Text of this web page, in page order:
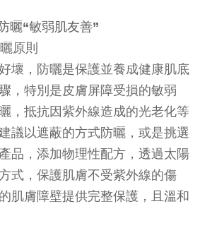
曬“敏弱肌友善”
原則
壞，防曬是保護並養成健康肌底
，特別是皮膚屏障受損的敏弱
，抵抗因紫外線造成的光老化等
議以遮蔽的方式防曬，或是挑選
品，添加物理性配方，透過太陽
式，保護肌膚不受紫外線的傷
肌膚障壁提供完整保護，且溫和